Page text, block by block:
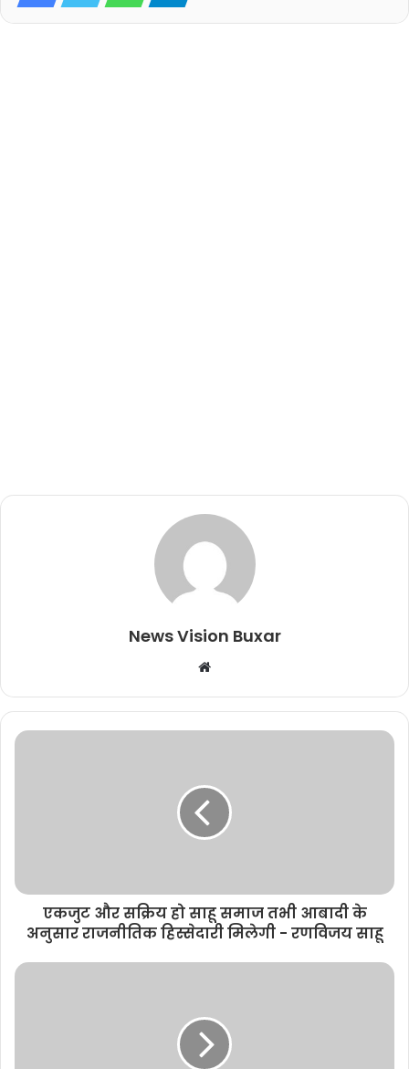
News Vision Buxar
b
s
e
एकजुट और सक्रिय हो साहू समाज तभी आबादी के
अनुसार राजनीतिक हिस्सेदारी मिलेगी - रणविजय साहू